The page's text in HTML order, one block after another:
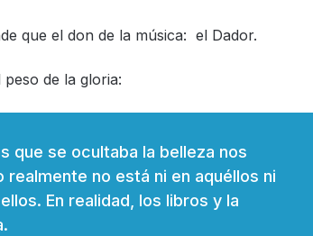
que el don de la música: el Dador.
de la gloria:
que se ocultaba la belleza nos
no está ni en aquéllos ni
En realidad, los libros y la